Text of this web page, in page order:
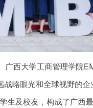
西大学工商管理学院
略眼光和全球视野的企
生及校友，构成了广西